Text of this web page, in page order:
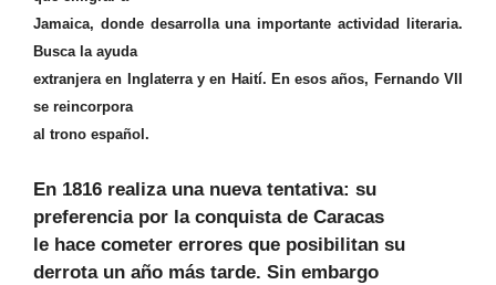
Jamaica, donde desarrolla una importante actividad literaria.
Busca la ayuda
extranjera en Inglaterra y en Haití. En esos años, Fernando VII
se reincorpora
al trono español.
En 1816 realiza una nueva tentativa: su
preferencia por la conquista de Caracas
le hace cometer errores que posibilitan su
derrota un año más tarde. Sin embargo